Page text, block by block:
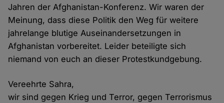
Jahren der Afghanistan-Konferenz. Wir waren der
Meinung, dass diese Politik den Weg für weitere
jahrelange blutige Auseinandersetzungen in
Afghanistan vorbereitet. Leider beteiligte sich
niemand von euch an dieser Protestkundgebung.
Vereehrte Sahra,
wir sind gegen Krieg und Terror, gegen Terrorismus